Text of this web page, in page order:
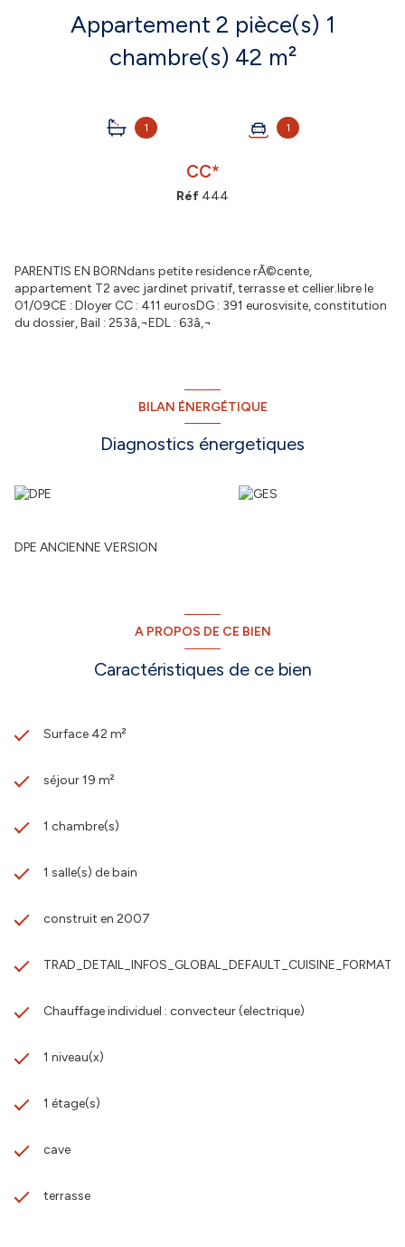
Appartement 2 pièce(s) 1
chambre(s) 42 m²
1 1
CC*
Réf 444
PARENTIS EN BORNdans petite residence rÃ©cente,
appartement T2 avec jardinet privatif, terrasse et cellier.libre le
01/09CE : Dloyer CC : 411 eurosDG : 391 eurosvisite, constitution
du dossier, Bail : 253â‚¬EDL : 63â‚¬
BILAN ÉNERGÉTIQUE
Diagnostics énergetiques
DPE ANCIENNE VERSION
A PROPOS DE CE BIEN
Caractéristiques de ce bien
Surface 42 m²
séjour 19 m²
1 chambre(s)
1 salle(s) de bain
construit en 2007
Chauffage individuel : convecteur (electrique)
1 niveau(x)
1 étage(s)
cave
terrasse